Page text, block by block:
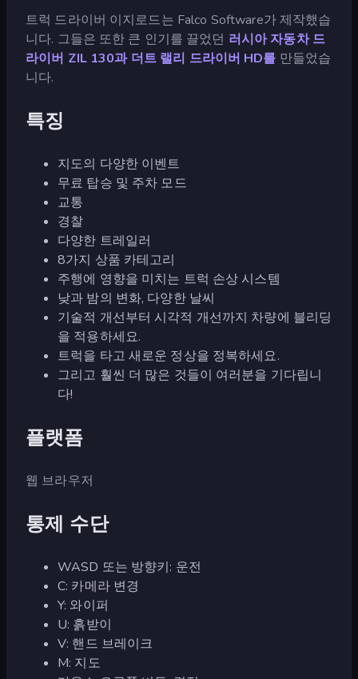
트럭 드라이버 이지로드는 Falco Software가 제작했습
니다. 그들은 또한 큰 인기를 끌었던 러시아 자동차 드
라이버 ZIL 130과 더트 랠리 드라이버 HD를 만들었습
니다.
특징
지도의 다양한 이벤트
무료 탑승 및 주차 모드
교통
경찰
다양한 트레일러
8가지 상품 카테고리
주행에 영향을 미치는 트럭 손상 시스템
낮과 밤의 변화, 다양한 날씨
기술적 개선부터 시각적 개선까지 차량에 블리딩
을 적용하세요.
트럭을 타고 새로운 정상을 정복하세요.
그리고 훨씬 더 많은 것들이 여러분을 기다립니
다!
플랫폼
웹 브라우저
통제 수단
WASD 또는 방향키: 운전
C: 카메라 변경
Y: 와이퍼
U: 흙받이
V: 핸드 브레이크
M: 지도